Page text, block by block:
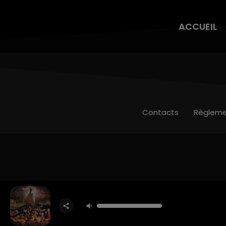
ACCUEIL
Contacts